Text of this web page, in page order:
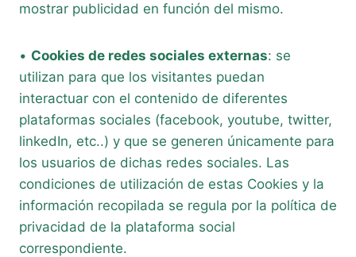
mostrar publicidad en función del mismo.
• Cookies de redes sociales externas: se
utilizan para que los visitantes puedan
interactuar con el contenido de diferentes
plataformas sociales (facebook, youtube, twitter,
linkedIn, etc..) y que se generen únicamente para
los usuarios de dichas redes sociales. Las
condiciones de utilización de estas Cookies y la
información recopilada se regula por la política de
privacidad de la plataforma social
correspondiente.